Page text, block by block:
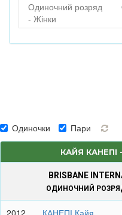
Одиночний розряд
- Жінки
Одиночки Пари
КАЙЯ КАНЕПІ
BRISBANE
ОДИНОЧНИЙ
2012 КАНЕПІ Кайя